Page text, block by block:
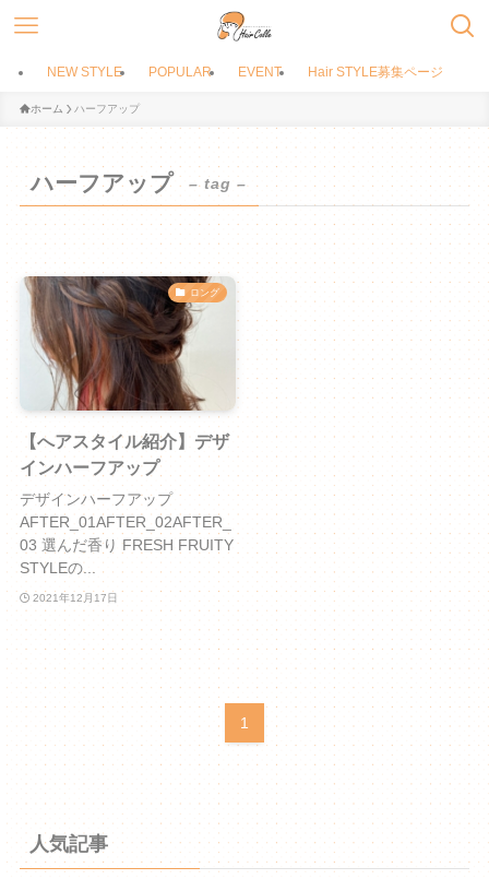
NEW STYLE POPULAR EVENT Hair STYLE募集ページ
ホーム ハーフアップ
ハーフアップ – tag –
ロング
【へアスタイル紹介】デザ
インハーフアップ
デザインハーフアップ
AFTER_01AFTER_02AFTER_
03 選んだ香り FRESH FRUITY
STYLEの...
2021年12月17日
1
人気記事